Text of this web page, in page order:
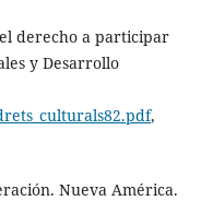
derecho a participar
y Desarrollo
,
Nueva América.